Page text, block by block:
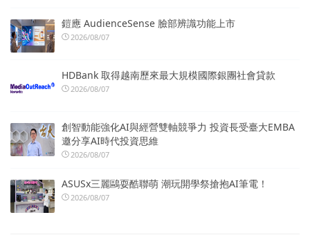
鎧應 AudienceSense 臉部辨識功能上市
2026/08/07
HDBank 取得越南歷來最大規模國際銀團社會貸款
2026/08/07
創智動能強化AI與經營雙軸競爭力 投資長受臺大EMBA
邀分享AI時代投資思維
2026/08/07
ASUSx三麗鷗耍酷聯萌 潮玩開學祭搶抱AI筆電！
2026/08/07